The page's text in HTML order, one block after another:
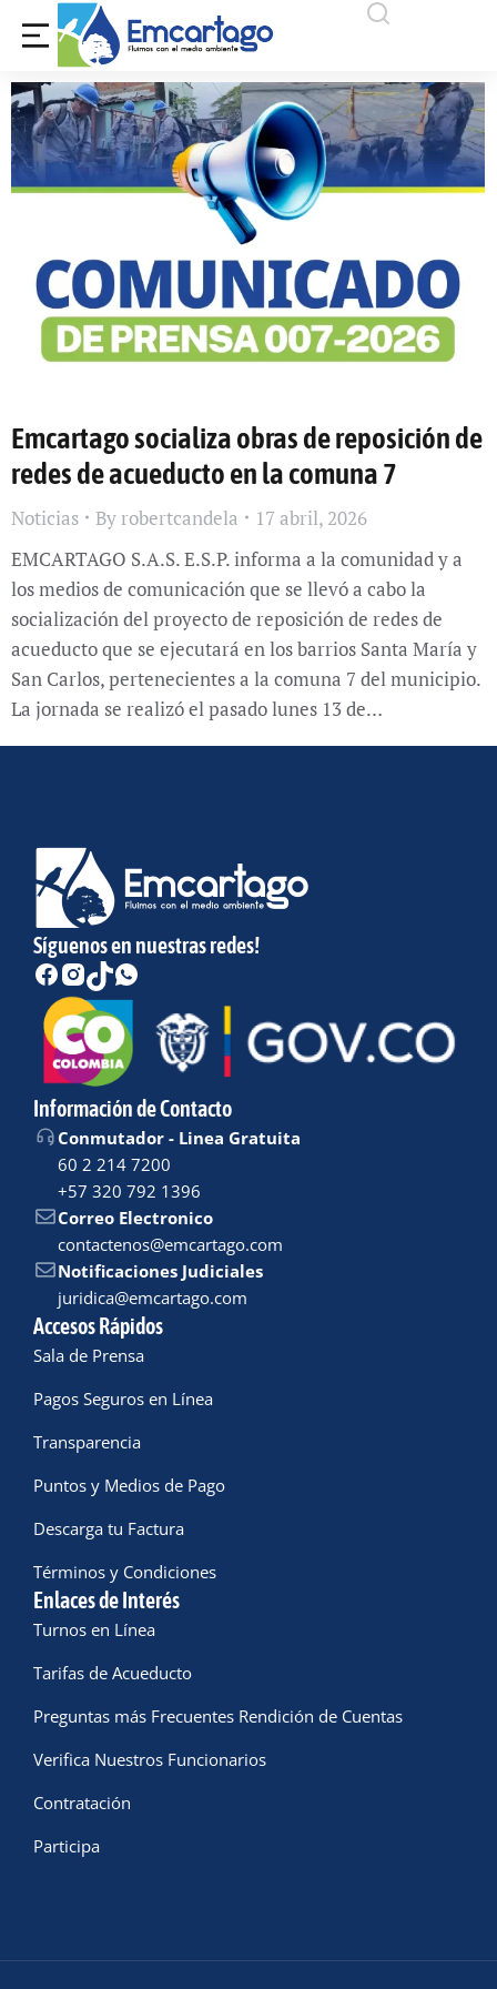
Emcartago socializa obras de reposición de
redes de acueducto en la comuna 7
Noticias By robertcandela
17 abril, 2026
EMCARTAGO S.A.S. E.S.P. informa a la comunidad y a
los medios de comunicación que se llevó a cabo la
socialización del proyecto de reposición de redes de
acueducto que se ejecutará en los barrios Santa María y
San Carlos, pertenecientes a la comuna 7 del municipio.
La jornada se realizó el pasado lunes 13 de…
Síguenos en nuestras redes!
Información de Contacto
Conmutador - Linea Gratuita
60 2 214 7200
+57 320 792 1396
Correo Electronico
contactenos@emcartago.com
Notificaciones Judiciales
juridica@emcartago.com
Accesos Rápidos
Sala de Prensa
Pagos Seguros en Línea
Transparencia
Puntos y Medios de Pago
Descarga tu Factura
Términos y Condiciones
Enlaces de Interés
Turnos en Línea
Tarifas de Acueducto
Preguntas más Frecuentes Rendición de Cuentas
Verifica Nuestros Funcionarios
Contratación
Participa